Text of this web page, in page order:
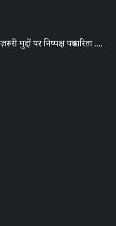
पर निष्पक्ष पत्रकारिता ....